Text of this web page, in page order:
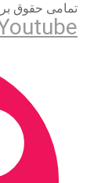
تمامی حقوق